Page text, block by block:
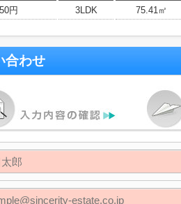
円 3LDK 75.41㎡
合わせ